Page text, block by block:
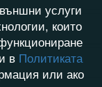
услуги
които
в Политиката
или ако